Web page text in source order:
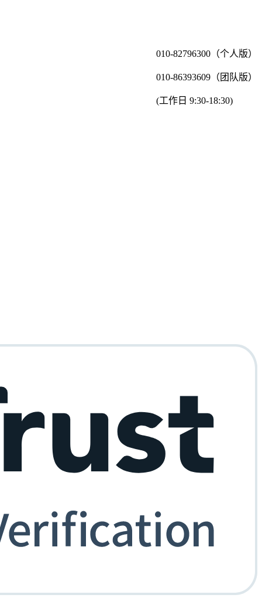
010-82796300（个人版）
010-86393609（团队版）
(工作日 9:30-18:30)